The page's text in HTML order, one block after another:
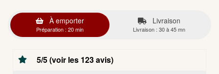
À emporter
Préparation : 20 min
Livraison
Livraison : 30 à 45 mn
5/5 (voir les 123 avis)